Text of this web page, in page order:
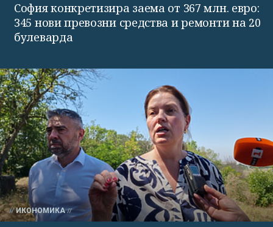
София конкретизира заема от 367 млн. евро:
345 нови превозни средства и ремонти на 20
булеварда
ИКОНОМИКА